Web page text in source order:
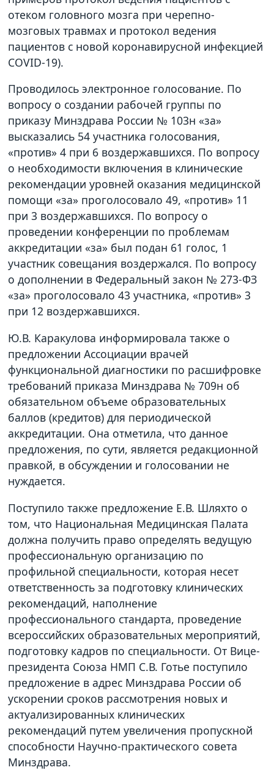
отеком головного мозга при черепно-
мозговых травмах и протокол ведения
пациентов с новой коронавирусной инфекцией
COVID-19).
Проводилось электронное голосование. По
вопросу о создании рабочей группы по
приказу Минздрава России № 103н «за»
высказались 54 участника голосования,
«против» 4 при 6 воздержавшихся. По вопросу
о необходимости включения в клинические
рекомендации уровней оказания медицинской
помощи «за» проголосовало 49, «против» 11
при 3 воздержавшихся. По вопросу о
проведении конференции по проблемам
аккредитации «за» был подан 61 голос, 1
участник совещания воздержался. По вопросу
о дополнении в Федеральный закон № 273-ФЗ
«за» проголосовало 43 участника, «против» 3
при 12 воздержавшихся.
Ю.В. Каракулова информировала также о
предложении Ассоциации врачей
функциональной диагностики по расшифровке
требований приказа Минздрава № 709н об
обязательном объеме образовательных
баллов (кредитов) для периодической
аккредитации. Она отметила, что данное
предложения, по сути, является редакционной
правкой, в обсуждении и голосовании не
нуждается.
Поступило также предложение Е.В. Шляхто о
том, что Национальная Медицинская Палата
должна получить право определять ведущую
профессиональную организацию по
профильной специальности, которая несет
ответственность за подготовку клинических
рекомендаций, наполнение
профессионального стандарта, проведение
всероссийских образовательных мероприятий,
подготовку кадров по специальности. От Вице-
президента Союза НМП С.В. Готье поступило
предложение в адрес Минздрава России об
ускорении сроков рассмотрения новых и
актуализированных клинических
рекомендаций путем увеличения пропускной
способности Научно-практического совета
Минздрава.